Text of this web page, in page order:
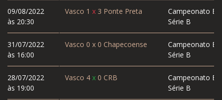
09/08/2022
às 20:30
31/07/2022
às 16:00
28/07/2022
às 19:00
Vasco 1 x 3 Ponte Preta
Campeonato
Série B
Vasco 0 x 0 Chapecoense
Campeonato
Série B
Vasco 4 x 0 CRB
Campeonato
Série B